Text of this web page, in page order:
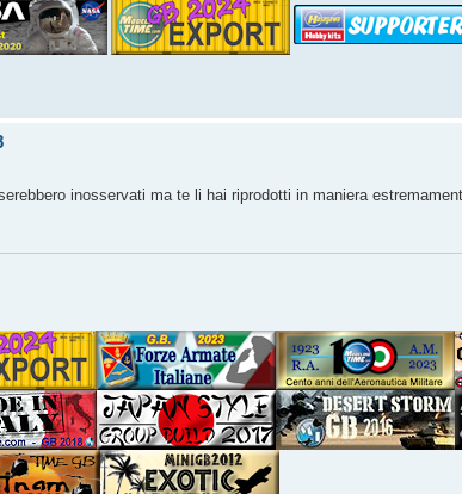
inosservati ma te li hai riprodotti in maniera